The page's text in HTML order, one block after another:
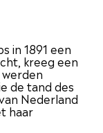
in 1891 een
kreeg een
de tand des
Nederland
haar